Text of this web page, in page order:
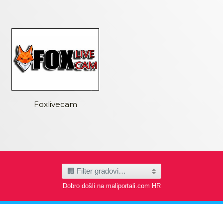
Foxlivecam
Dobro došli na maliportali.com HR